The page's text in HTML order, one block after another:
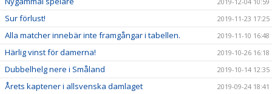
Sur förlust! 2019-11-23 17:25
Alla matcher innebär inte framgångar i tabellen. 2019-11-10 16:48
Härlig vinst för damerna! 2019-10-26 16:18
Dubbelhelg nere i Småland 2019-10-14 12:35
Årets kaptener i allsvenska damlaget 2019-09-24 18:41